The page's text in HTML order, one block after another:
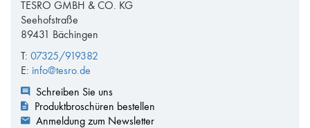
TESRO GMBH & CO. KG
Seehofstraße
89431 Bächingen
T: 07325/919382
E: info@tesro.de
Schreiben Sie uns
Produktbroschüren bestellen
Anmeldung zum Newsletter